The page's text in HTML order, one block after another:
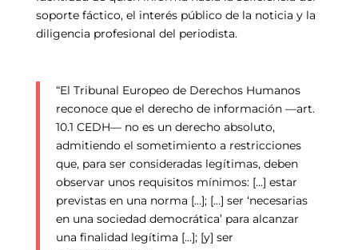
soporte fáctico, el interés público de la noticia y la
diligencia profesional del periodista.
“El Tribunal Europeo de Derechos Humanos
reconoce que el derecho de información —art.
10.1 CEDH— no es un derecho absoluto,
admitiendo el sometimiento a restricciones
que, para ser consideradas legítimas, deben
observar unos requisitos mínimos: […] estar
previstas en una norma […]; […] ser ‘necesarias
en una sociedad democrática’ para alcanzar
una finalidad legítima […]; [y] ser